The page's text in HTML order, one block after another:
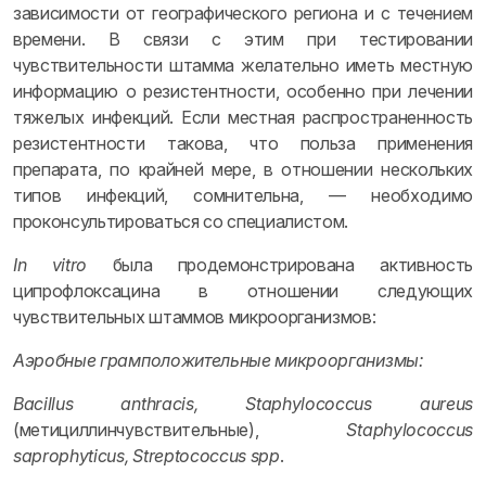
зависимости от географического региона и с течением
времени. В связи с этим при тестировании
чувствительности штамма желательно иметь местную
информацию о резистентности, особенно при лечении
тяжелых инфекций. Если местная распространенность
резистентности такова, что польза применения
препарата, по крайней мере, в отношении нескольких
типов инфекций, сомнительна, — необходимо
проконсультироваться со специалистом.
In vitro была продемонстрирована активность
ципрофлоксацина в отношении следующих
чувствительных штаммов микроорганизмов:
Аэробные грамположительные микроорганизмы:
Bacillus anthracis, Staphylococcus aureus
(метициллинчувствительные),Staphylococcus
saprophyticus, Streptococcus spp.